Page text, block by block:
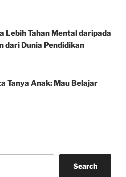
Lebih Tahan Mental daripada
dari Dunia Pendidikan
Tanya Anak: Mau Belajar
Search